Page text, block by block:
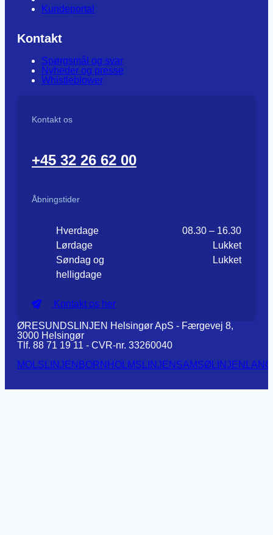
Kundeportal
Kontakt
Spørgsmål og svar
Nyheder og presse
Whistleblower
Kontakt os
+45 32 26 62 00
Åbningstider
Hverdage
08.30 – 16.30
Lørdage
Lukket
Søndag og
helligdage
Lukket
Kontakt os her
ØRESUNDSLINJEN Helsingør ApS - Færgevej 8,
3000 Helsingør
Tlf. 88 71 19 11 - CVR-nr. 33260040
MOLSLINJEN BORNHOLMSLINJEN SAMSØLINJEN